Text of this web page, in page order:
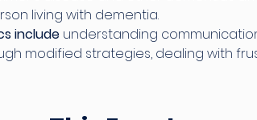
living with dementia.
include understanding
modified strategies, dealing with